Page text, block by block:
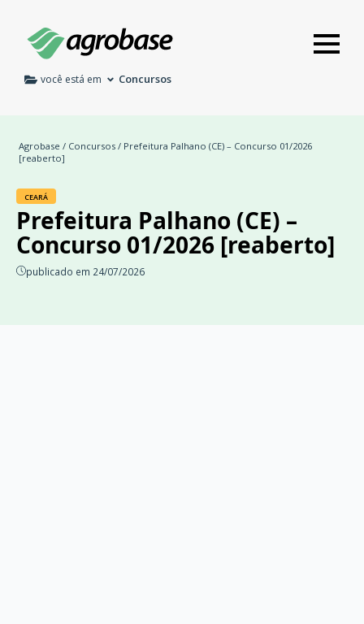
você está em Concursos
Agrobase / Concursos / Prefeitura Palhano (CE) – Concurso 01/2026
[reaberto]
CEARÁ
Prefeitura Palhano (CE) –
Concurso 01/2026 [reaberto]
publicado em 24/07/2026